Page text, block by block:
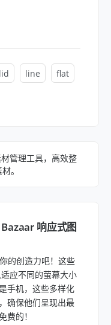
line
flat
管理工具，高效整
。
响应式图
的创造力吧！这些
应不同的萤幕大小
手机，这些多样化
确保他们呈现出最
费的！